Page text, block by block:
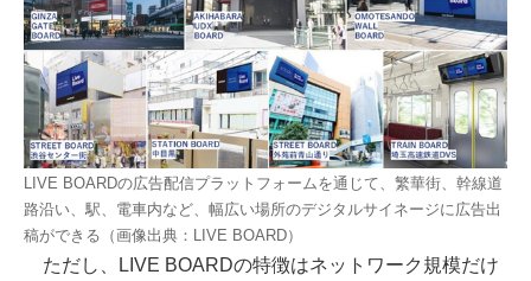
LIVE BOARDの広告配信プラットフォームを通じて、繁華街、幹線道
路沿い、駅、電車内など、幅広い場所のデジタルサイネージに広告出
稿ができる（画像出典：LIVE BOARD）
ただし、LIVE BOARDの特徴はネットワーク規模だけ